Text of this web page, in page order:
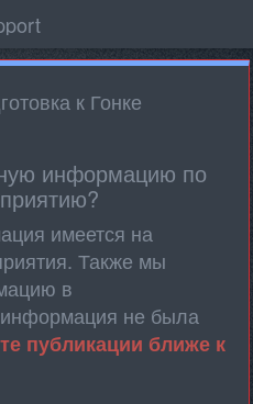
к Гонке
информацию по
имеется на
Также мы
в
не была
публикации ближе к